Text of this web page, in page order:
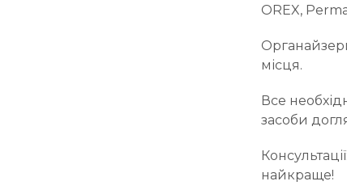
OREX,
місця.
Все
засоби
найкраще!